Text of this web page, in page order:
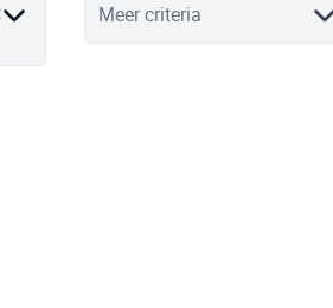
Meer criteria